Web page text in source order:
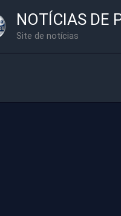
NOTÍCIAS DE
Site de notícias